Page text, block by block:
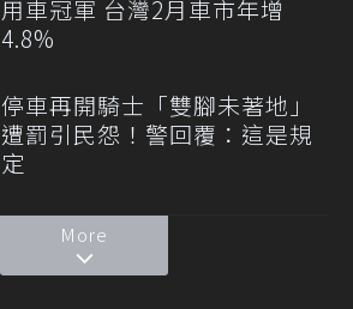
用車冠軍 台灣2月車市年增
4.8%
停車再開騎士「雙腳未著地」
遭罰引民怨！警回覆：這是規
定
More